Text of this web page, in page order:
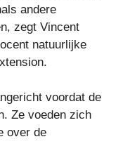
andere
zegt Vincent
natuurlijke
voordat de
Ze voeden zich
over de